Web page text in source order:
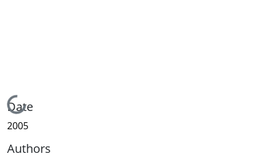
Loading...
Date
2005
Authors